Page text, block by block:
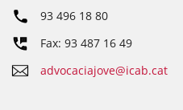
93 496 18 80
Fax: 93 487 16 49
advocaciajove@icab.cat